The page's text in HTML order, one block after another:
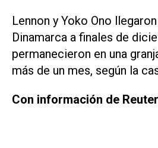
Lennon y Yoko Ono
Dinamarca a finales de
permanecieron en una
más de un mes, según la
Con información de